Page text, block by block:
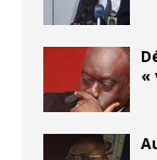
«